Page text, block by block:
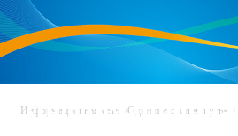
Информационная сеть «Один пояс, один путь»